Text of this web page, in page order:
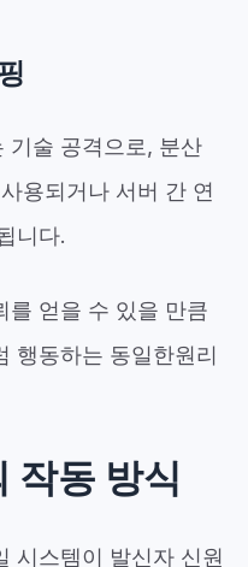
기술 공격으로, 분산
용되거나 서버 간 연
니다.
를 얻을 수 있을 만큼
행동하는 동일한원리
작동 방식
시스템이 발신자 신원